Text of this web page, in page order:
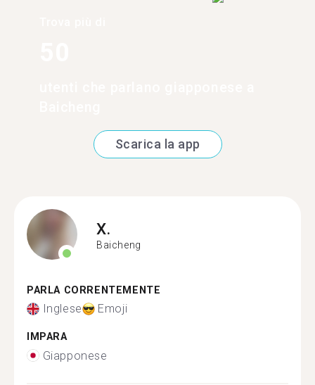
Scarica la app
X.
Baicheng
PARLA CORRENTEMENTE
Inglese Emoji
IMPARA
Giapponese